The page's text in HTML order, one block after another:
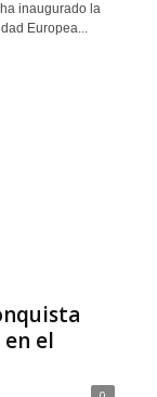
inaugurado la
Europea...
el